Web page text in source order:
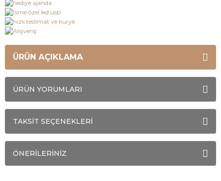
ÜRÜN AÇIKLAMA
ÜRÜN YORUMLARI
TAKSİT SEÇENEKLERİ
ÖNERİLERİNİZ